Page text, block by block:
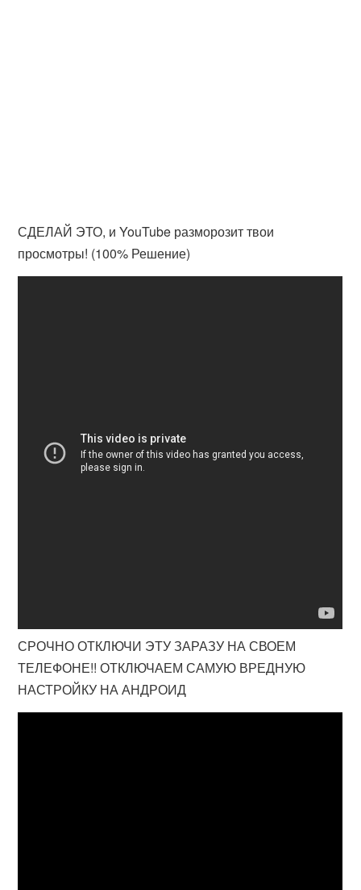
СДЕЛАЙ ЭТО, и YouTube разморозит твои
просмотры! (100% Решение)
СРОЧНО ОТКЛЮЧИ ЭТУ ЗАРАЗУ НА СВОЕМ
ТЕЛЕФОНЕ!! ОТКЛЮЧАЕМ САМУЮ ВРЕДНУЮ
НАСТРОЙКУ НА АНДРОИД